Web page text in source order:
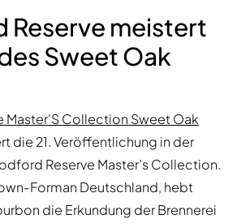
meistert
Sweet Oak
Master'S Collection Sweet Oak
die 21. Veröffentlichung in der
Reserve Master’s Collection.
Forman Deutschland, hebt
die Erkundung der Brennerei